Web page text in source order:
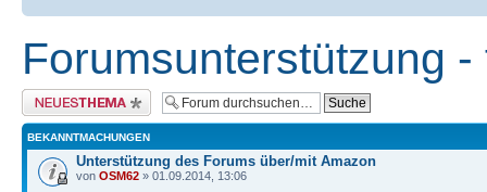
Forumsunterstützung
Neues Thema erstellen
BEKANNTMACHUNGEN
Unterstützung des Forums über/mit Amazon
von OSM62 » 01.09.2014, 13:06